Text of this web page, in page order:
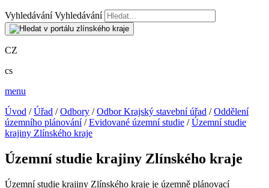
Vyhledávání Vyhledávání
CZ
cs
menu
Úvod /Úřad /Odbory /Odbor Krajský stavební úřad /Oddělení
územního plánování/Evidované územní studie /Územní studie
krajiny Zlínského kraje
Územní studie krajiny Zlínského kraje
Územní studie krajiny Zlínského kraje je územně plánovací